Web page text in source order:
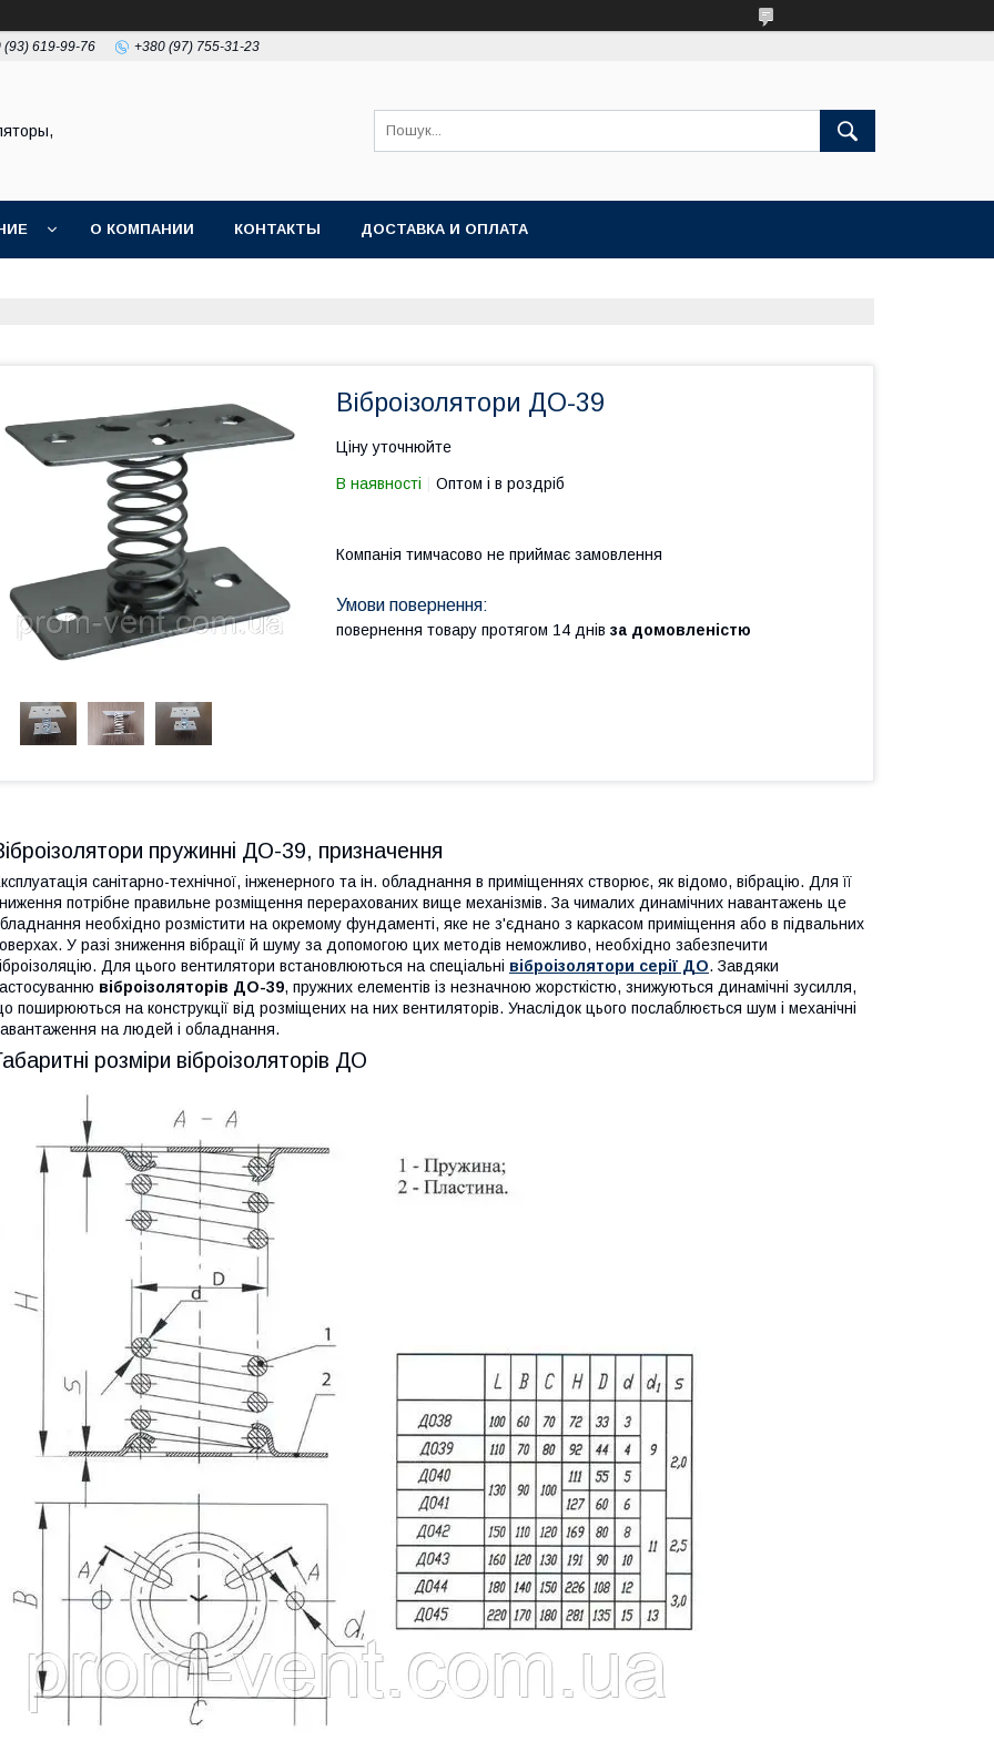
(93) 619-99-76 +380 (97) 755-31-23
О КОМПАНИИ КОНТАКТЫ ДОСТАВКА И ОПЛАТА
Віброізолятори ДО-39
Ціну уточнюйте
В наявності Оптом і в роздріб
Компанія тимчасово не приймає замовлення
повернення товару протягом 14 днів за домовленістю
пружинні ДО-39, призначення
санітарно-технічної, інженерного та ін. обладнання в приміщеннях створює, як відомо, вібрацію. Для її
потрібне правильне розміщення перерахованих вище механізмів. За чималих динамічних навантажень це
необхідно розмістити на окремому фундаменті, яке не з'єднано з каркасом приміщення або в підвальних
У разі зниження вібрації й шуму за допомогою цих методів неможливо, необхідно забезпечити
Для цього вентилятори встановлюються на спеціальні віброізолятори серії ДО. Завдяки
віброізоляторів ДО-39, пружних елементів із незначною жорсткістю, знижуються динамічні зусилля,
поширюються на конструкції від розміщених на них вентиляторів. Унаслідок цього послаблюється шум і механічні
на людей і обладнання.
розміри віброізоляторів ДО